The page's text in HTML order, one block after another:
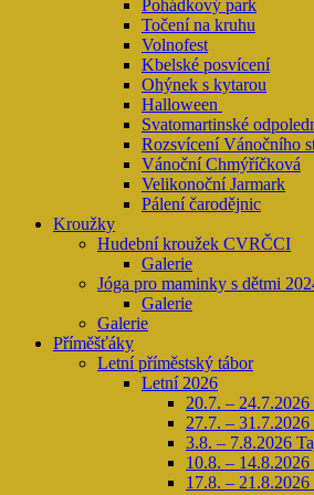
Pohádkový park
Točení na kruhu
Volnofest
Kbelské posvícení
Ohýnek s kytarou
Halloween
Svatomartinské
Rozsvícení Vánočního
Vánoční Chmýříčková
Velikonoční Jarmark
Pálení čarodějnic
Kroužky
Hudební kroužek CVRČCI
Galerie
Jóga pro maminky s dětmi
Galerie
Galerie
Příměšťáky
Letní příměstský tábor
Letní 2026
20.7. –
27.7. –
3.8. – 7.8.2026
10.8. – 14.8.2026
17.8. –